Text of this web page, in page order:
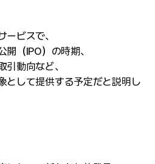
ビスで、
（IPO）の時期、
動向など、
として提供する予定だと説明し